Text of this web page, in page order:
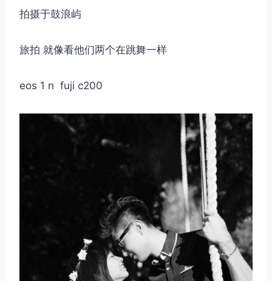
拍摄于鼓浪屿
旅拍 就像看他们两个在跳舞一样
eos 1 n fuji c200